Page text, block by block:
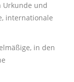
Urkunde und
internationale
in den